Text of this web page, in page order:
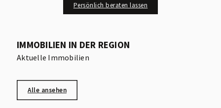
Persönlich beraten lassen
IMMOBILIEN IN DER REGION
Aktuelle Immobilien
Alle ansehen